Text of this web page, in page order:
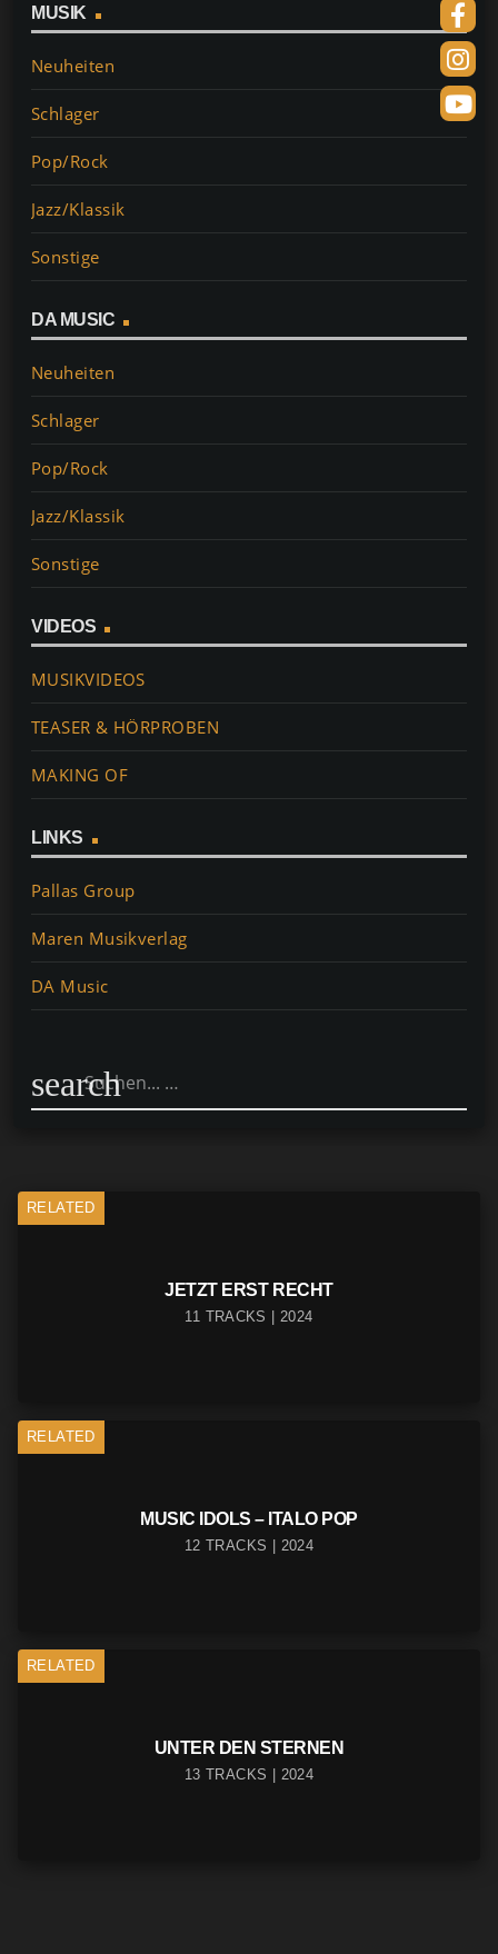
MUSIK
Neuheiten
Schlager
Pop/Rock
Jazz/Klassik
Sonstige
DA MUSIC
Neuheiten
Schlager
Pop/Rock
Jazz/Klassik
Sonstige
VIDEOS
MUSIKVIDEOS
TEASER & HÖRPROBEN
MAKING OF
LINKS
Pallas Group
Maren Musikverlag
DA Music
search
RELATED
JETZT ERST RECHT
11 TRACKS | 2024
RELATED
MUSIC IDOLS – ITALO POP
12 TRACKS | 2024
RELATED
UNTER DEN STERNEN
13 TRACKS | 2024